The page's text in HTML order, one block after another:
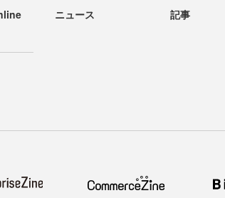
ニュース 記事